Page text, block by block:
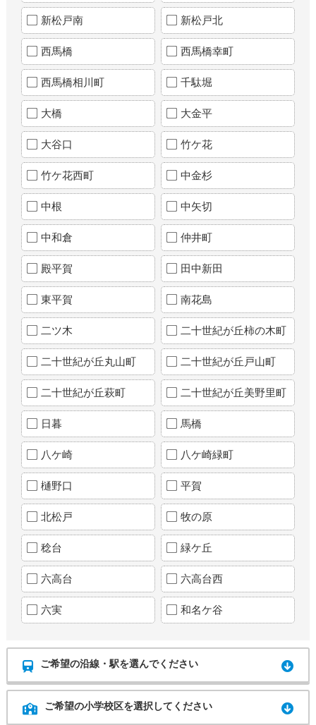
新松戸南 新松戸北
西馬橋 西馬橋幸町
西馬橋相川町 千駄堀
大橋 大金平
大谷口 竹ケ花
竹ケ花西町 中金杉
中根 中矢切
中和倉 仲井町
殿平賀 田中新田
東平賀 南花島
二ツ木 二十世紀が丘柿の木町
二十世紀が丘丸山町 二十世紀が丘戸山町
二十世紀が丘萩町 二十世紀が丘美野里町
日暮 馬橋
八ケ崎 八ケ崎緑町
樋野口 平賀
北松戸 牧の原
稔台 緑ケ丘
六高台 六高台西
六実 和名ケ谷
ご希望の沿線・駅を選んでください
ご希望の小学校区を選択してください